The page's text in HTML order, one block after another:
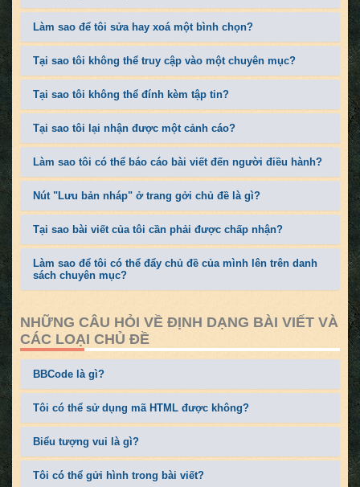
Làm sao để tôi sửa hay xoá một bình chọn?
Tại sao tôi không thể truy cập vào một chuyên mục?
Tại sao tôi không thể đính kèm tập tin?
Tại sao tôi lại nhận được một cảnh cáo?
Làm sao tôi có thể báo cáo bài viết đến người điều hành?
Nút "Lưu bản nháp" ở trang gởi chủ đề là gì?
Tại sao bài viết của tôi cần phải được chấp nhận?
Làm sao để tôi có thể đẩy chủ đề của mình lên trên danh
sách chuyên mục?
NHỮNG CÂU HỎI VỀ ĐỊNH DẠNG BÀI VIẾT VÀ
CÁC LOẠI CHỦ ĐỀ
BBCode là gì?
Tôi có thể sử dụng mã HTML được không?
Biểu tượng vui là gì?
Tôi có thể gửi hình trong bài viết?